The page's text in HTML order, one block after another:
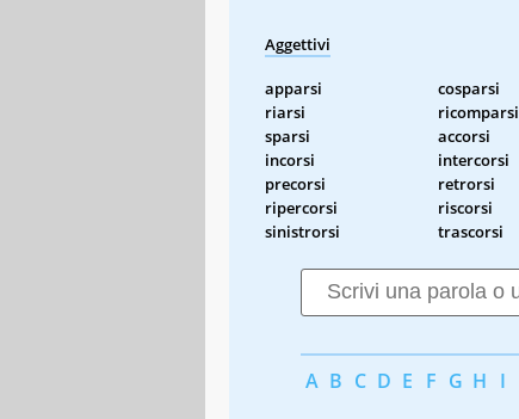
Aggettivi
apparsi cosparsi
riarsi
ricomparsi
sparsi
accorsi
incorsi
intercorsi
precorsi
retrorsi
ripercorsi
riscorsi
sinistrorsi
trascorsi
A B C D E F G H I